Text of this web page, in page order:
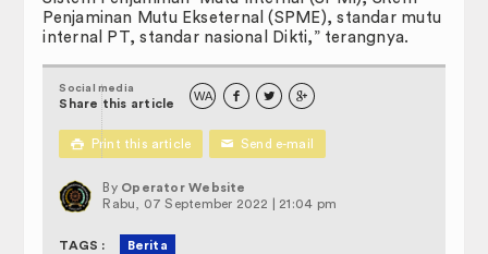
Penjaminan Mutu Ekseternal (SPME), standar mutu
internal PT, standar nasional Dikti,” terangnya.
Social media
Share this article
WA   
 Print this article ✉ Send e-mail
By Operator Website
Rabu, 07 September 2022 | 21:04 pm
TAGS : Berita